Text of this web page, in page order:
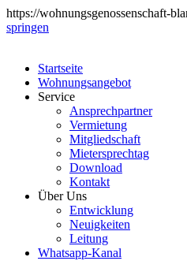
https://wohnungsgenossenschaft-
springen
Startseite
Wohnungsangebot
Service
Ansprechpartner
Vermietung
Mitgliedschaft
Mietersprechtag
Download
Kontakt
Über Uns
Entwicklung
Neuigkeiten
Leitung
Whatsapp-Kanal